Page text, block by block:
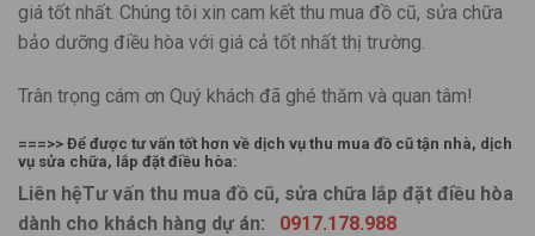
giá tốt nhất. Chúng tôi xin cam kết thu mua đồ cũ, sửa chữa
bảo dưỡng điều hòa với giá cả tốt nhất thị trường.
Trân trọng cám ơn Quý khách đã ghé thăm và quan tâm!
===>> Để được tư vấn tốt hơn về dịch vụ thu mua đồ cũ tận nhà, dịch
vụ sửa chữa, lắp đặt điều hòa:
Liên hệTư vấn thu mua đồ cũ, sửa chữa lắp đặt điều hòa
dành cho khách hàng dự án:
0917.178.988